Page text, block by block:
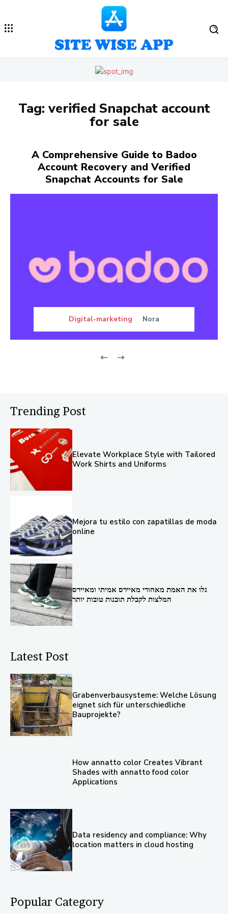
Tag: verified Snapchat account
for sale
A Comprehensive Guide to Badoo
Account Recovery and Verified
Snapchat Accounts for Sale
Digital-marketing Nora
Trending Post
Elevate Workplace Style with Tailored
Work Shirts and Uniforms
Mejora tu estilo con zapatillas de moda
online
גלו את האמת מאחורי מאיירס אמיתי ומאיירס
המלצות לקבלת תובנות טובות יותר
Latest Post
Grabenverbausysteme: Welche Lösung
eignet sich für unterschiedliche
Bauprojekte?
How annatto color Creates Vibrant
Shades with annatto food color
Applications
Data residency and compliance: Why
location matters in cloud hosting
Popular Category